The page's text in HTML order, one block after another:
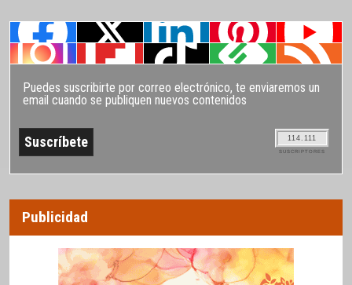
Puedes suscribirte por correo electrónico, te enviaremos un
email cuando se publiquen nuevos contenidos
114.111
SUSCRIPTORES
Publicidad